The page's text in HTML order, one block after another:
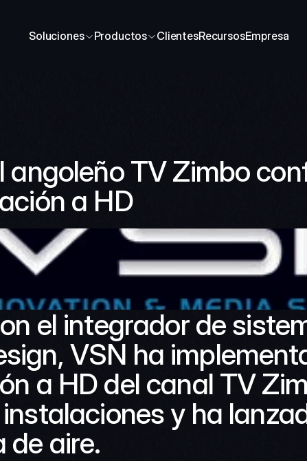
Soluciones Productos ClientesRecursosEmpresa
angoleño TV Zimbo
a HD
el integrador de
VSN ha
a HD del canal TV
y ha
de aire.